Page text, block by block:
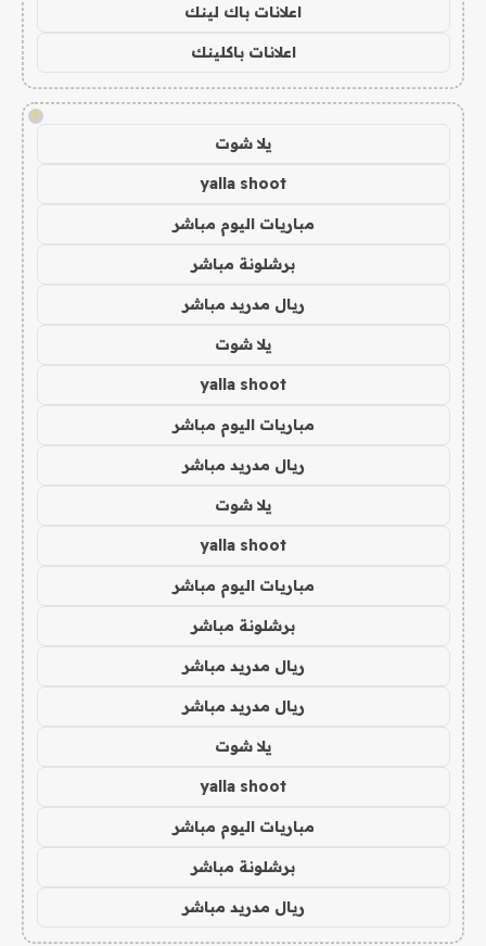
اعلانات باك لينك
اعلانات باكلينك
!
يلا شوت
yalla shoot
مباريات اليوم مباشر
برشلونة مباشر
ريال مدريد مباشر
يلا شوت
yalla shoot
مباريات اليوم مباشر
ريال مدريد مباشر
يلا شوت
yalla shoot
مباريات اليوم مباشر
برشلونة مباشر
ريال مدريد مباشر
ريال مدريد مباشر
يلا شوت
yalla shoot
مباريات اليوم مباشر
برشلونة مباشر
ريال مدريد مباشر